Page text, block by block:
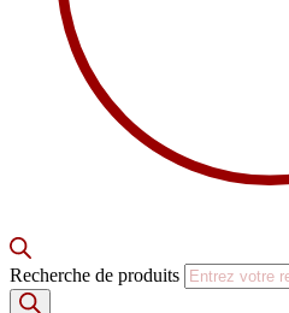
Recherche de produits